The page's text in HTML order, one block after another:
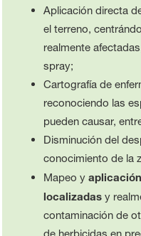
Aplicación directa
el terreno,
realmente
spray;
Cartografía de
reconociendo las
pueden causar,
Disminución del
conocimiento de la
Mapeo y
localizadas y
contaminación de